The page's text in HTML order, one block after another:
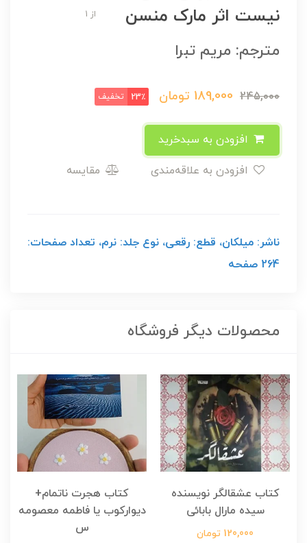
نیست اثر مارک منسن
از 1
مترجم: مریم تبرا
245,000
189,000 تومان 23٪ تخفیف
مقایسه
ناشر: میلکان، قطع: رقعی، نوع جلد: نرم، تعداد صفحات:
264 صفحه
محصولات دیگر فروشگاه
کتاب عشقالگر نویسنده
سیده مارال بابائی
120,000 تومان
کتاب هجرت ناتمام+
دیوارکوب یا فاطمه معصومه
س